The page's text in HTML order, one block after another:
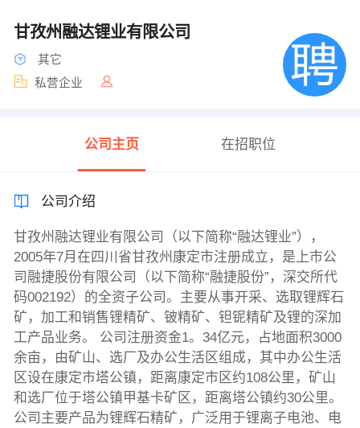
甘孜州融达锂业有限公司
其它
私营企业
公司主页 在招职位
公司介绍
甘孜州融达锂业有限公司（以下简称“融达锂业”），
2005年7月在四川省甘孜州康定市注册成立，是上市公
司融捷股份有限公司（以下简称“融捷股份”，深交所代
码002192）的全资子公司。主要从事开采、选取锂辉石
矿，加工和销售锂精矿、铍精矿、钽铌精矿及锂的深加
工产品业务。 公司注册资金1。34亿元，占地面积3000
余亩，由矿山、选厂及办公生活区组成，其中办公生活
区设在康定市塔公镇，距离康定市区约108公里，矿山
和选厂位于塔公镇甲基卡矿区，距离塔公镇约30公里。
公司主要产品为锂辉石精矿，广泛用于锂离子电池、电